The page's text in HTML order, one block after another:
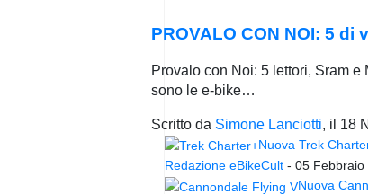
PROVALO CON NOI: 5 di
Provalo con Noi: 5 lettori, Sram
sono le e-bike…
Scritto da Simone Lanciotti, il 18
Nuova Trek
Redazione eBikeCult - 05 Febbraio
Nuova